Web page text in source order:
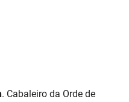
. Cabaleiro da Orde de